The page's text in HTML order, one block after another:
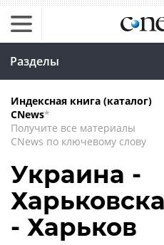
Разделы
Индексная книга (каталог)
CNews*
Получите все материалы
CNews по ключевому слову
Украина -
- Харьков